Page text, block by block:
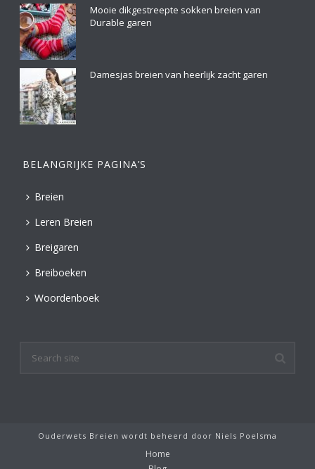
Mooie dikgestreepte sokken breien van
Durable garen
Damesjas breien van heerlijk zacht garen
BELANGRIJKE PAGINA’S
Breien
Leren Breien
Breigaren
Breiboeken
Woordenboek
Ouderwets Breien wordt beheerd door Niels Poelsma
Home